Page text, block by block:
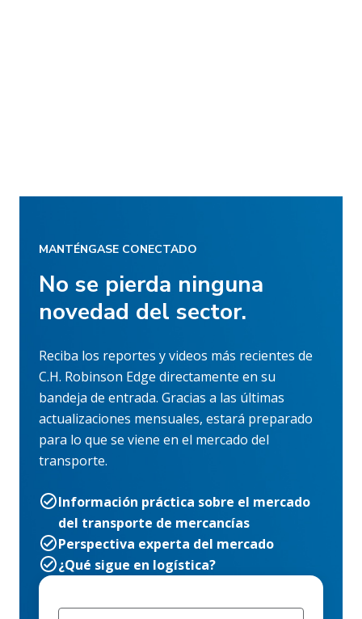
MANTÉNGASE CONECTADO
No se pierda ninguna
novedad del sector.
Reciba los reportes y videos más recientes de
C.H. Robinson Edge directamente en su
bandeja de entrada. Gracias a las últimas
actualizaciones mensuales, estará preparado
para lo que se viene en el mercado del
transporte.
Información práctica sobre el mercado
del transporte de mercancías
Perspectiva experta del mercado
¿Qué sigue en logística?